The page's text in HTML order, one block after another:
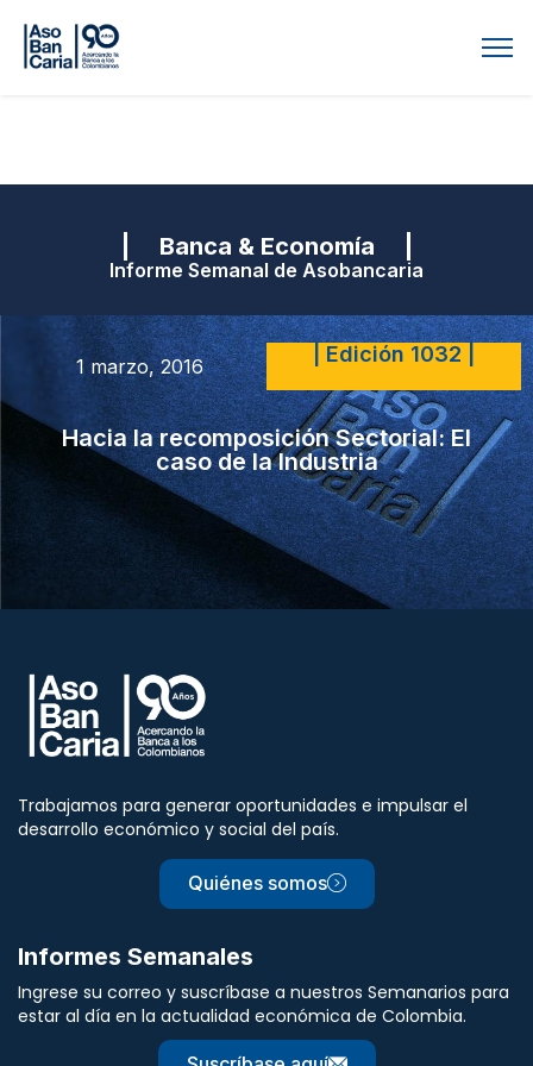
| Banca & Economía |
Informe Semanal de Asobancaria
1 marzo, 2016 | Edición 1032 |
Hacia la recomposición Sectorial: El
caso de la Industria
Trabajamos para generar oportunidades e impulsar el
desarrollo económico y social del país.
Quiénes somos
Informes Semanales
Ingrese su correo y suscríbase a nuestros Semanarios para
estar al día en la actualidad económica de Colombia.